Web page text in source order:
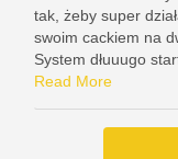
tak, żeby super
swoim cackiem na
System dłuuugo
manager okienek …
Read More